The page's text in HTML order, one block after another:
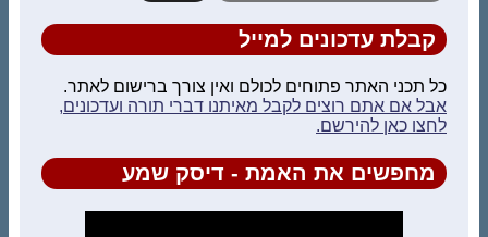
קבלת עדכונים למייל
כל תכני האתר פתוחים לכולם ואין צורך ברישום לאתר.
אבל אם אתם רוצים לקבל מאיתנו דברי תורה ועדכונים,
לחצו כאן להירשם.
מחפשים את האמת - דיסק שמע